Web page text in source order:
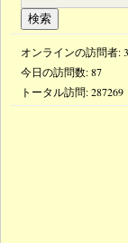
オンラインの訪問者: 3
今日の訪問数:87
トータル訪問:287269